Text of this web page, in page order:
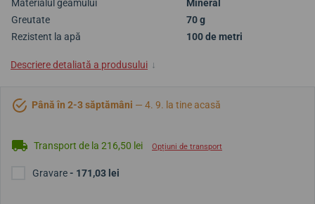
Materialul geamului
Mineral
Greutate
70 g
Rezistent la apă
100 de metri
Descriere detaliată a produsului ↓
Până în 2-3 săptămâni — 4. 9. la tine acasă
Transport de la 216,50 lei Opțiuni de transport
Gravare- 171,03 lei